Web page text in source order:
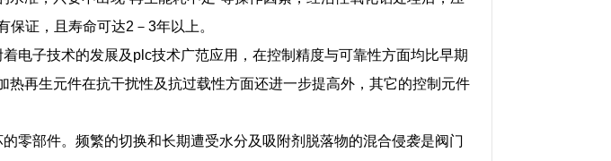
证，且寿命可达2－3年以上。
电子技术的发展及plc技术广范应用，在控制精度与可靠性方面均比早期
热再生元件在抗干扰性及抗过载性方面还进一步提高外，其它的控制元件
零部件。频繁的切换和长期遭受水分及吸附剂脱落物的混合侵袭是阀门